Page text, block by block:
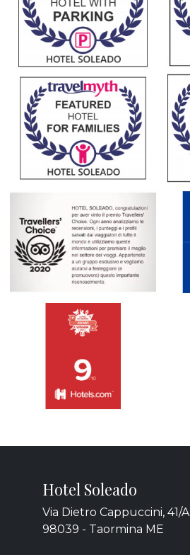
Hotel Soleado
Via Dietro Cappuccini, 41/A
98039 - Taormina ME